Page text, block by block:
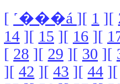
[ ˹���á ][ 1 ][
14 ][ 15 ][ 16 ][
[ 28 ][ 29 ][ 30 ][
][ 42 ][ 43 ][ 44 ][